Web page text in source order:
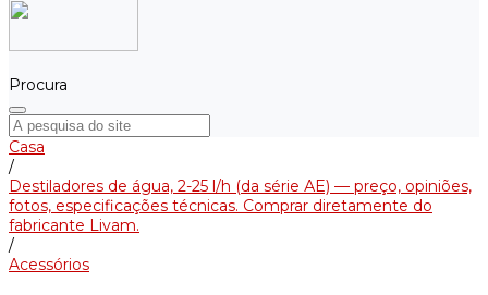
Procura
Casa
/
Destiladores de água, 2-25 l/h (da série АE) — preço, opiniões,
fotos, especificações técnicas. Comprar diretamente do
fabricante Livam.
/
Acessórios